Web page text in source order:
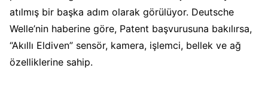
atılmış bir başka adım olarak görülüyor. Deutsche
Welle’nin haberine göre, Patent başvurusuna bakılırsa,
“Akıllı Eldiven” sensör, kamera, işlemci, bellek ve ağ
özelliklerine sahip.